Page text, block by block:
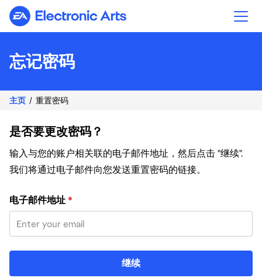
Electronic Arts
忘记密码
主页 重置密码
是否要更改密码？
输入与您的账户相关联的电子邮件地址，然后点击 "继续".
我们将通过电子邮件向您发送重置密码的链接。
使用您的电子邮件重置密码
电子邮件地址*
继续